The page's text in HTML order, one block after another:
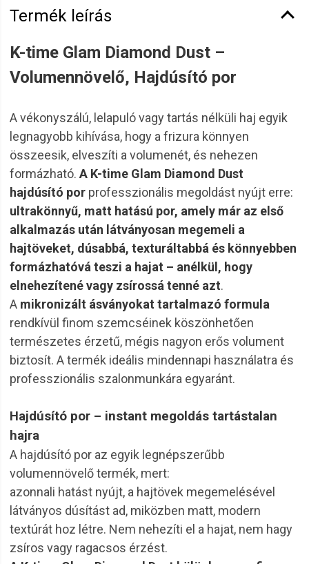
Termék leírás
K-time Glam Diamond Dust –
Volumennövelő, Hajdúsító por
A vékonyszálú, lelapuló vagy tartás nélküli haj egyik
legnagyobb kihívása, hogy a frizura könnyen
összeesik, elveszíti a volumenét, és nehezen
formázható. A K-time Glam Diamond Dust
hajdúsító por professzionális megoldást nyújt erre:
ultrakönnyű, matt hatású por, amely már az első
alkalmazás után látványosan megemeli a
hajtöveket, dúsabbá, texturáltabbá és könnyebben
formázhatóvá teszi a hajat – anélkül, hogy
elnehezítené vagy zsírossá tenné azt.
A mikronizált ásványokat tartalmazó formula
rendkívül finom szemcséinek köszönhetően
természetes érzetű, mégis nagyon erős volument
biztosít. A termék ideális mindennapi használatra és
professzionális szalonmunkára egyaránt.
Hajdúsító por – instant megoldás tartástalan
hajra
A hajdúsító por az egyik legnépszerűbb
volumennövelő termék, mert:
azonnali hatást nyújt, a hajtövek megemelésével
látványos dúsítást ad, miközben matt, modern
textúrát hoz létre. Nem nehezíti el a hajat, nem hagy
zsíros vagy ragacsos érzést.